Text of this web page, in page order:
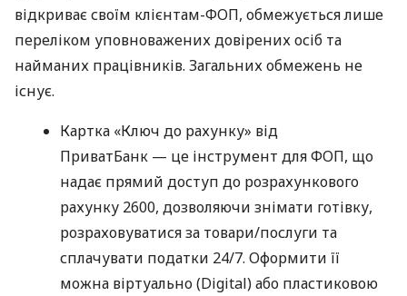
відкриває своїм клієнтам-ФОП, обмежується лише
переліком уповноважених довірених осіб та
найманих працівників. Загальних обмежень не
існує.
Картка «Ключ до рахунку» від
ПриватБанк — це інструмент для ФОП, що
надає прямий доступ до розрахункового
рахунку 2600, дозволяючи знімати готівку,
розраховуватися за товари/послуги та
сплачувати податки 24/7. Оформити її
можна віртуально (Digital) або пластиковою